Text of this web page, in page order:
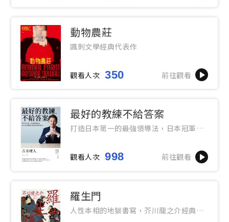
動物農莊
諷刺文學經典代表作
觀看人次 350 前往觀看
最好的教練不給答案
打造日本第一的最強領導法，日本冠軍教
觀看人次 998 前往觀看
羅生門
人性本相的地獄書寫，芥川龍之介經典小